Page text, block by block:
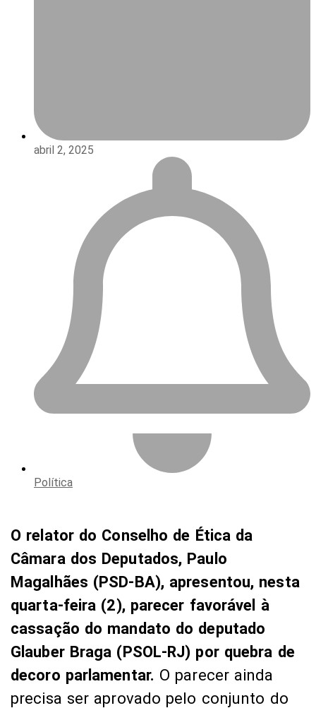
abril 2, 2025
Política
O relator do Conselho de Ética da
Câmara dos Deputados, Paulo
Magalhães (PSD-BA), apresentou, nesta
quarta-feira (2), parecer favorável à
cassação do mandato do deputado
Glauber Braga (PSOL-RJ) por quebra de
decoro parlamentar. O parecer ainda
precisa ser aprovado pelo conjunto do